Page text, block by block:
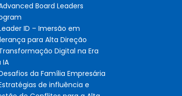
Board Leaders
ID – Imersão em
para Alta Direção
Digital na Era
IA
da Família Empresária
de influência e